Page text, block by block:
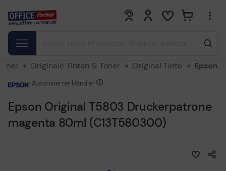
0 0
Originale Tinten & Toner Original Tinte Epson
Epson Original T5803 Druckerpatrone
magenta 80ml (C13T580300)
Autorisierter Händler